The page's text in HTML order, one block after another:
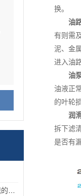
换。
油
有则需
泥、金
进入油
油
油液正
的叶轮
润
拆下滤
是否有